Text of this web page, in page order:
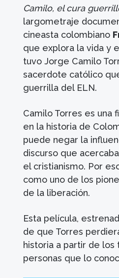
Camilo, el cura
largometraje
cineasta colombiano
que explora la vida y
tuvo Jorge Camilo
sacerdote católico
guerrilla del ELN.
Camilo Torres es una
en la historia de
puede negar la
discurso que
el cristianismo. Por
como uno de los
de la liberación.
Esta película,
de que Torres
historia a partir de los
personas que lo